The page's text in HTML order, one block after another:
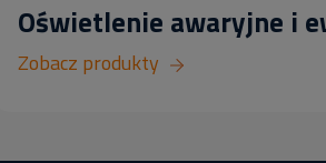
Oświetlenie awaryjne i
Zobacz produkty